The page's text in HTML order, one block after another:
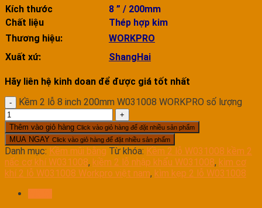
Kích thước
8 ” / 200mm
Chất liệu
Thép hợp kim
Thương hiệu:
WORKPRO
Xuất xứ:
ShangHai
Hãy liên hệ kinh doan để được giá tốt nhất
Kềm 2 lỗ 8 inch 200mm W031008 WORKPRO số lượng
Thêm vào giỏ hàng Click vào giỏ hàng để đặt nhiều sản phẩm
MUA NGAY Click vào giỏ hàng để đặt nhiều sản phẩm
Danh mục: Kềm mũi bằng Từ khóa: Kềm 2 lỗ W031008 kềm 2
nấc cơ khí W031008, kiềm 2 lỗ nhập khẩu W031008, kìm cơ
khí 2 lỗ W031008 Workpro việt nam, kìm kẹp 2 lỗ W031008